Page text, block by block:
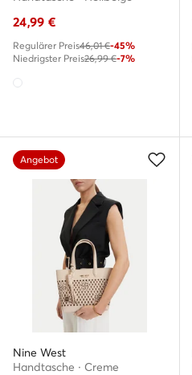
24,99 €
Regulärer Preis46,01 €-45%
Niedrigster Preis26,99 €-7%
Angebot
Nine West
Handtasche · Creme